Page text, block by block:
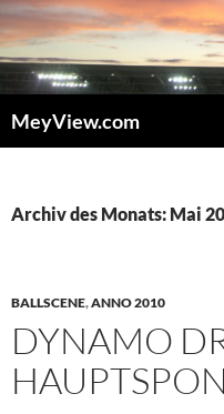
Zum
Inhalt
springen
MeyView.com
Archiv des Monats: Mai
BALLSCENE,ANNO 2010
DYNAMO